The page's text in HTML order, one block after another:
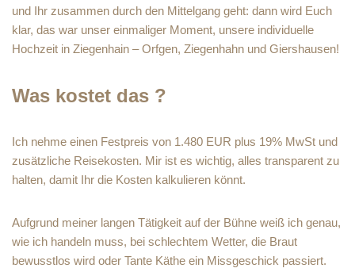
und Ihr zusammen durch den Mittelgang geht: dann wird Euch
klar, das war unser einmaliger Moment, unsere individuelle
Hochzeit in Ziegenhain – Orfgen, Ziegenhahn und Giershausen!
Was kostet das ?
Ich nehme einen Festpreis von 1.480 EUR plus 19% MwSt und
zusätzliche Reisekosten. Mir ist es wichtig, alles transparent zu
halten, damit Ihr die Kosten kalkulieren könnt.
Aufgrund meiner langen Tätigkeit auf der Bühne weiß ich genau,
wie ich handeln muss, bei schlechtem Wetter, die Braut
bewusstlos wird oder Tante Käthe ein Missgeschick passiert.